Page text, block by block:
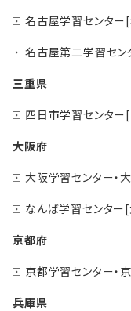
名古屋学習センタ
名古屋第二学習セン
三重県
四日市学習センタ
大阪府
大阪学習センター・
なんば学習センター
京都府
京都学習センター・
兵庫県